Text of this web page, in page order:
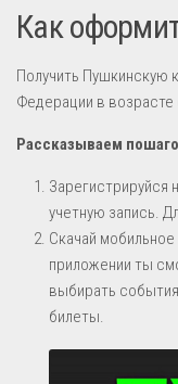
ВЕРСИЯ ДЛЯ
План
ИБЦ
Методическая
Фотогалерея ИБЦ
Противодействие
Нормативные
Как
Получить Пушкинскую
Федерации в возрасте
Рассказываем
Зарегистрируйся
учетную запись.
Скачай мобильное
приложении ты
выбирать
билеты.